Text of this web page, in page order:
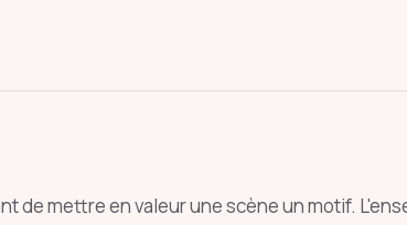
de mettre en valeur une scène un motif.